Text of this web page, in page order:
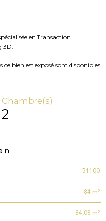
en Transaction,
3D.
ce bien est exposé sont disponibles
Chambre(s)
2
51100
84 m²
84,08 m²